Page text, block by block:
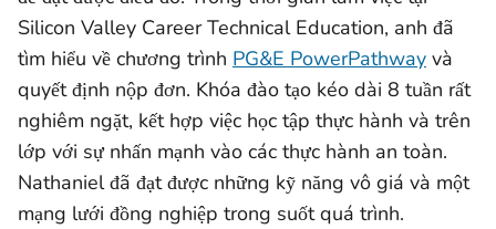
Silicon Valley Career Technical Education, anh đã
tìm hiểu về chương trình PG&E PowerPathway và
quyết định nộp đơn. Khóa đào tạo kéo dài 8 tuần rất
nghiêm ngặt, kết hợp việc học tập thực hành và trên
lớp với sự nhấn mạnh vào các thực hành an toàn.
Nathaniel đã đạt được những kỹ năng vô giá và một
mạng lưới đồng nghiệp trong suốt quá trình.